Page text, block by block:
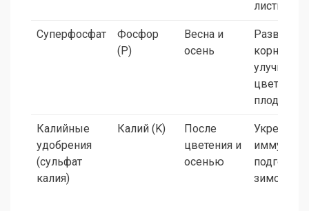
листьев
Суперфосфат
Фосфор
(P)
Весна и
осень
Развитие
корней,
цветения
Калийные
удобрения
(сульфат
калия)
Калий (K)
После
цветения и
осенью
зимовке